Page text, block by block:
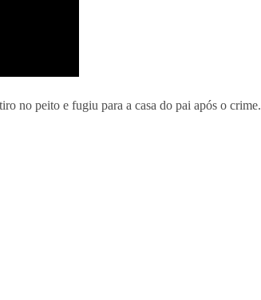
no peito e fugiu para a casa do pai após o crime.